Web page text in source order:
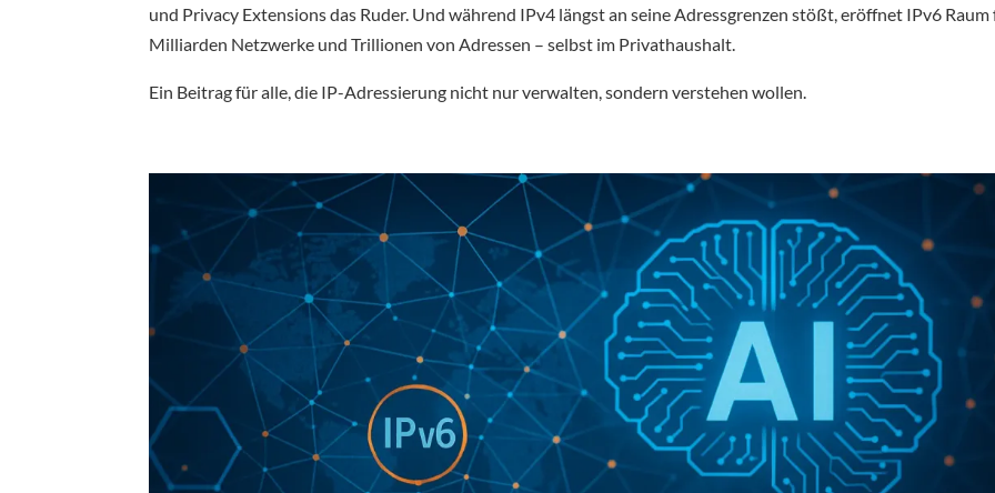
und Privacy Extensions das Ruder. Und während IPv4 längst an seine Adressgrenzen stößt, eröffnet IPv6 Raum
Milliarden Netzwerke und Trillionen von Adressen – selbst im Privathaushalt.
Ein Beitrag für alle, die IP-Adressierung nicht nur verwalten, sondern verstehen wollen.